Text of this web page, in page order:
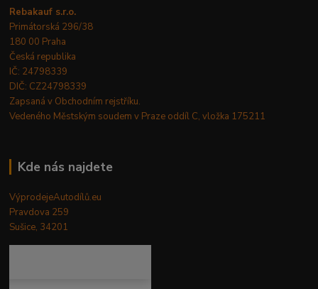
Rebakauf s.r.o.
Primátorská 296/38
180 00 Praha
Česká republika
IČ: 24798339
DIČ: CZ24798339
Zapsaná v Obchodním rejstříku.
Vedeného Městským soudem v Praze oddíl C, vložka 175211
Kde nás najdete
VýprodejeAutodílů.eu
Pravdova 259
Sušice, 34201